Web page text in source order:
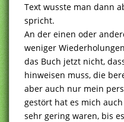
Text wusste man dann
spricht.
An der einen oder
weniger
das Buch jetzt nicht,
hinweisen muss, die
aber auch nur mein
gestört hat es mich
sehr gering waren, bis